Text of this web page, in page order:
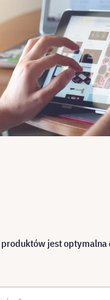
jest optymalna